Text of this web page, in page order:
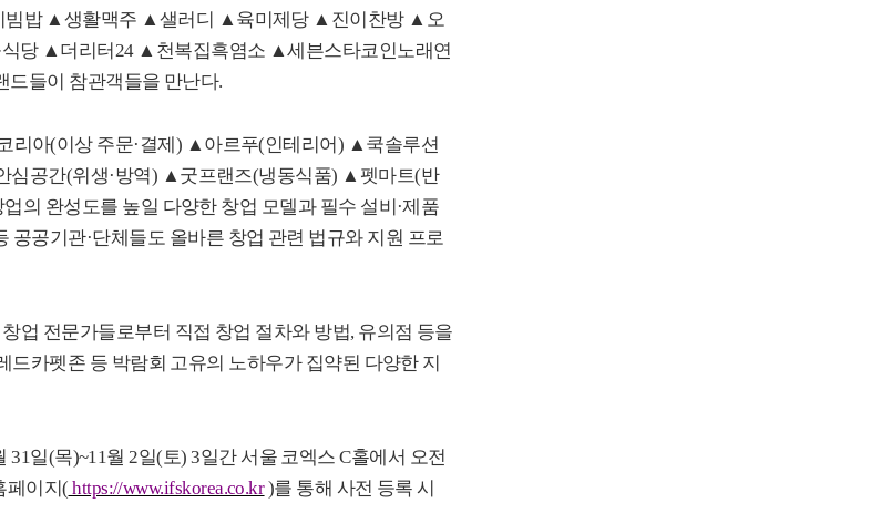
빔밥 ▲생활맥주 ▲샐러디 ▲육미제당 ▲ 진이찬방 ▲ 오
당 ▲더리터 24 ▲ 천복집흑염소 ▲세븐스타코인노래연
드들이 참관객들을 만난다.
리아(이상 주문· 결제 ) ▲아르푸(인테리어 ) ▲쿡솔루션
심공간(위생·방역) ▲굿프랜즈(냉동식품) ▲ 펫마트(반
의 완성도를 높일 다양한 창업 모델과 필수 설비 ·제품
공공기관·단체들도 올바른 창업 관련 법규와 지원 프로
업 전문가들로부터 직접 창업 절차와 방법, 유의점 등을
드카펫존 등 박람회 고유의 노하우가 집약된 다양한 지
31일(목)~11월2일(토) 3일간 서울 코엑스C홀에서 오전
페이지( https://www.ifskorea.co.kr)를 통해 사전 등록 시